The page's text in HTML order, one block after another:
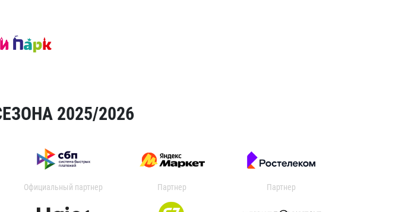
2025/2026
Официальный партнер Партнер Партнер